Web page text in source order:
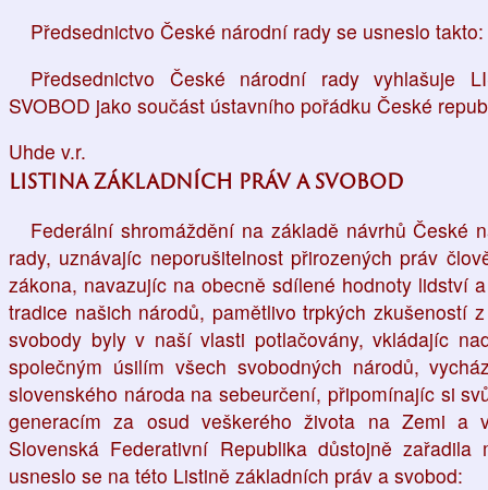
Předsednictvo České národní rady se usneslo takto:
Předsednictvo České národní rady vyhlašuje
SVOBOD jako součást ústavního pořádku České
Uhde v.r.
LISTINA ZÁKLADNÍCH PRÁV A SVOBOD
Federální shromáždění na základě návrhů České
rady, uznávajíc neporušitelnost přirozených práv
zákona, navazujíc na obecně sdílené hodnoty lidství
tradice našich národů, pamětlivo trpkých zkušeností
svobody byly v naší vlasti potlačovány, vkládajíc
společným úsilím všech svobodných národů,
slovenského národa na sebeurčení, připomínajíc si
generacím za osud veškerého života na Zemi a
Slovenská Federativní Republika důstojně
usneslo se na této Listině základních práv a svobod: